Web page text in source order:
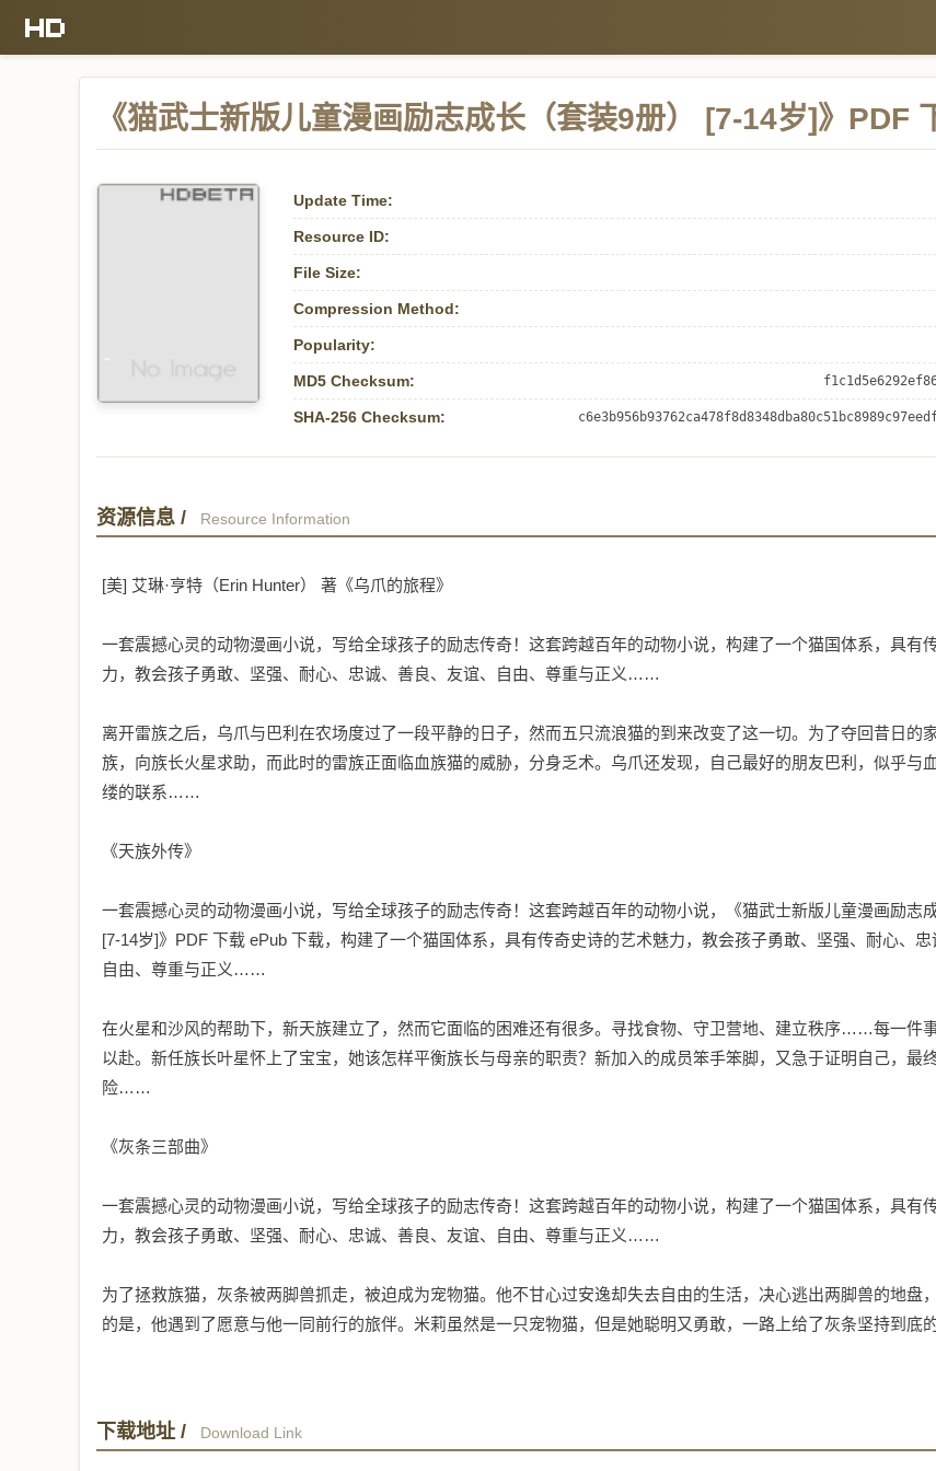
《猫武士新版儿童漫画励志成长（套装9册） [7-14岁]》PDF
Update Time:
Resource ID:
File Size:
Compression Method:
Popularity:
MD5 Checksum:
SHA-256 Checksum:
资源信息 / Resource Information
[美] 艾琳·亨特（Erin Hunter） 著《乌爪的旅程》
一套震撼心灵的动物漫画小说，写给全球孩子的励志传奇！这套跨越百年的动物小说，构建了一个猫国体系，具有
力，教会孩子勇敢、坚强、耐心、忠诚、善良、友谊、自由、尊重与正义……
离开雷族之后，乌爪与巴利在农场度过了一段平静的日子，然而五只流浪猫的到来改变了这一切。为了夺回昔日的
族，向族长火星求助，而此时的雷族正面临血族猫的威胁，分身乏术。乌爪还发现，自己最好的朋友巴利，似乎与
缕的联系……
《天族外传》
一套震撼心灵的动物漫画小说，写给全球孩子的励志传奇！这套跨越百年的动物小说，《猫武士新版儿童漫画励志
[7-14岁]》PDF 下载 ePub 下载，构建了一个猫国体系，具有传奇史诗的艺术魅力，教会孩子勇敢、坚强、耐心、忠
自由、尊重与正义……
在火星和沙风的帮助下，新天族建立了，然而它面临的困难还有很多。寻找食物、守卫营地、建立秩序……每一件
以赴。新任族长叶星怀上了宝宝，她该怎样平衡族长与母亲的职责？新加入的成员笨手笨脚，又急于证明自己，最
险……
《灰条三部曲》
一套震撼心灵的动物漫画小说，写给全球孩子的励志传奇！这套跨越百年的动物小说，构建了一个猫国体系，具有
力，教会孩子勇敢、坚强、耐心、忠诚、善良、友谊、自由、尊重与正义……
为了拯救族猫，灰条被两脚兽抓走，被迫成为宠物猫。他不甘心过安逸却失去自由的生活，决心逃出两脚兽的地盘
的是，他遇到了愿意与他一同前行的旅伴。米莉虽然是一只宠物猫，但是她聪明又勇敢，一路上给了灰条坚持到
下载地址 / Download Link